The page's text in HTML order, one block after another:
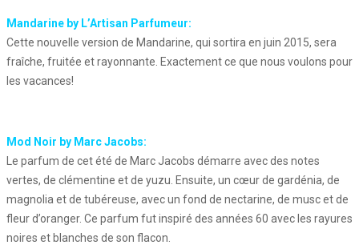
Mandarine by L’Artisan Parfumeur:
Cette nouvelle version de Mandarine, qui sortira en juin 2015, sera
fraîche, fruitée et rayonnante. Exactement ce que nous voulons pour
les vacances!
Mod Noir by Marc Jacobs:
Le parfum de cet été de Marc Jacobs démarre avec des notes
vertes, de clémentine et de yuzu. Ensuite, un cœur de gardénia, de
magnolia et de tubéreuse, avec un fond de nectarine, de musc et de
fleur d’oranger. Ce parfum fut inspiré des années 60 avec les rayures
noires et blanches de son flacon.